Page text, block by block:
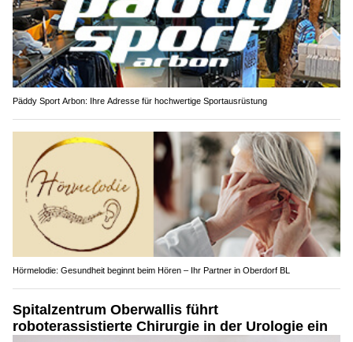
Päddy Sport Arbon: Ihre Adresse für hochwertige Sportausrüstung
Hörmelodie: Gesundheit beginnt beim Hören – Ihr Partner in Oberdorf BL
Spitalzentrum Oberwallis führt
roboterassistierte Chirurgie in der Urologie ein